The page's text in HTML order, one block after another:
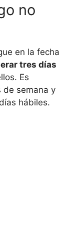
no
en la fecha
tres días
Es
de semana y
hábiles.